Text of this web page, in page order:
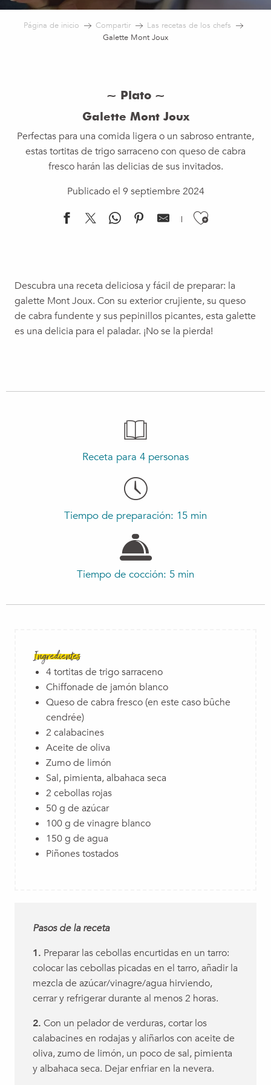
Página de inicio Compartir
Las recetas de los chefs
Galette Mont Joux
~ Plato ~
Galette Mont Joux
Perfectas para una comida ligera o un sabroso entrante,
estas tortitas de trigo sarraceno con queso de cabra
fresco harán las delicias de sus invitados.
Publicado el 9 septiembre 2024
Ajouter
Descubra una receta deliciosa y fácil de preparar: la
galette Mont Joux. Con su exterior crujiente, su queso
de cabra fundente y sus pepinillos picantes, esta galette
es una delicia para el paladar. ¡No se la pierda!
Receta para 4 personas
Tiempo de preparación: 15 min
Tiempo de cocción: 5 min
Ingredientes
4 tortitas de trigo sarraceno
Chiffonade de jamón blanco
Queso de cabra fresco (en este caso bûche
cendrée)
2 calabacines
Aceite de oliva
Zumo de limón
Sal, pimienta, albahaca seca
2 cebollas rojas
50 g de azúcar
100 g de vinagre blanco
150 g de agua
Piñones tostados
Pasos de la receta
1. Preparar las cebollas encurtidas en un tarro:
colocar las cebollas picadas en el tarro, añadir la
mezcla de azúcar/vinagre/agua hirviendo,
cerrar y refrigerar durante al menos 2 horas.
2. Con un pelador de verduras, cortar los
calabacines en rodajas y aliñarlos con aceite de
oliva, zumo de limón, un poco de sal, pimienta
y albahaca seca. Dejar enfriar en la nevera.